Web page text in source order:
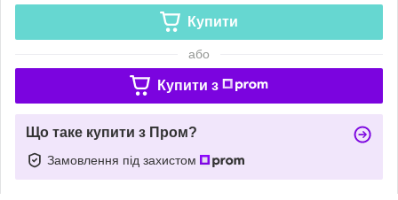
Купити
або
Купити з
Що таке купити з Пром?
Замовлення під захистом